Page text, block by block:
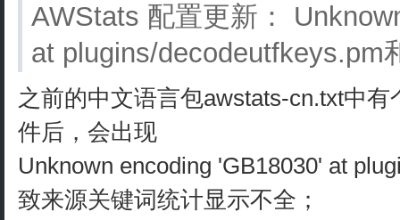
AWStats 配置更新：
at plugins/decodeutfkeys.pm
之前的中文语言包awstats-cn.txt中
件后，会出现
Unknown encoding 'GB18030' at
致来源关键词统计显示不全；